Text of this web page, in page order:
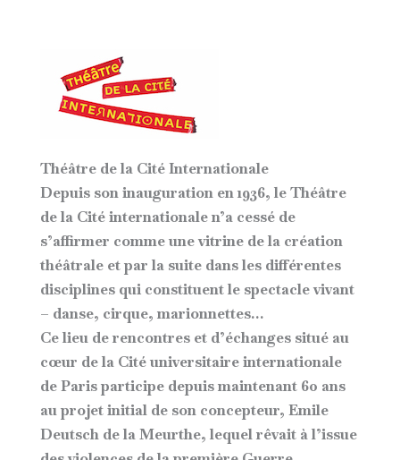
Théâtre de la Cité Internationale
Depuis son inauguration en 1936, le Théâtre
de la Cité internationale n’a cessé de
s’affirmer comme une vitrine de la création
théâtrale et par la suite dans les différentes
disciplines qui constituent le spectacle vivant
– danse, cirque, marionnettes…
Ce lieu de rencontres et d’échanges situé au
cœur de la Cité universitaire internationale
de Paris participe depuis maintenant 60 ans
au projet initial de son concepteur, Emile
Deutsch de la Meurthe, lequel rêvait à l’issue